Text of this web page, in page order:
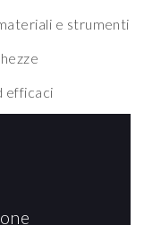
e strumenti
efficaci